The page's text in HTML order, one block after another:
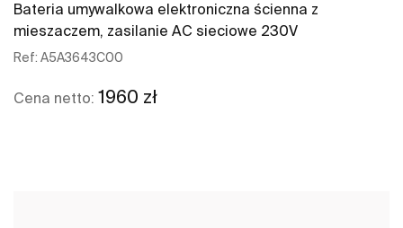
Bateria umywalkowa elektroniczna ścienna z
mieszaczem, zasilanie AC sieciowe 230V
Ref: A5A3643C00
Cena netto: 1960 zł